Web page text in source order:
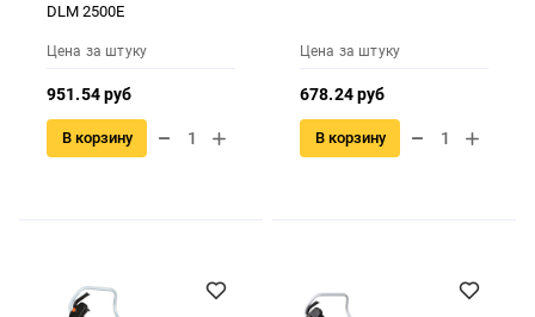
DLM 2500E
Цена за штуку
951.54 руб
В корзину
Цена за штуку
678.24 руб
В корзину